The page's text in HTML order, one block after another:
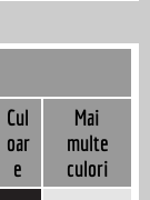
Cul
oar
e
Mai
multe
culori